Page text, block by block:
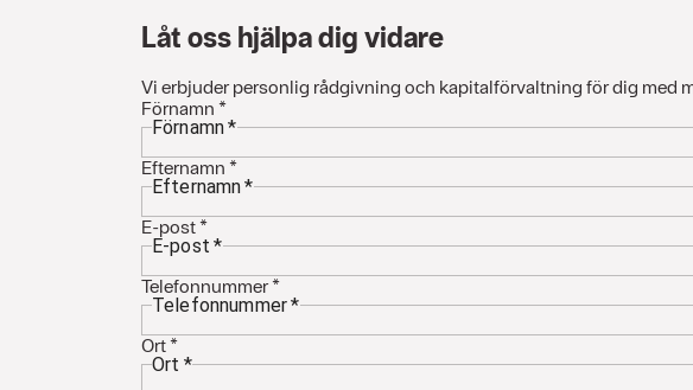
Låt oss hjälpa dig vidare
Vi erbjuder personlig rådgivning och kapitalförvaltning för dig med
Förnamn *
Förnamn*
Efternamn *
Efternamn*
E-post*
E-post *
Telefonnummer*
Telefonnummer*
Ort*
Ort *